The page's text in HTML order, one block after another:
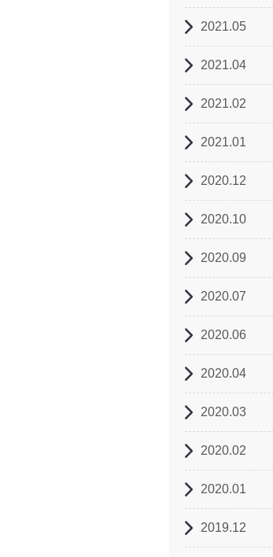
2021.05
2021.04
2021.02
2021.01
2020.12
2020.10
2020.09
2020.07
2020.06
2020.04
2020.03
2020.02
2020.01
2019.12